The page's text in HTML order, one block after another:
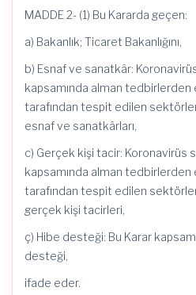
MADDE 2- (1) Bu Kararda geçen:
a) Bakanlık; Ticaret Bakanlığını,
b) Esnaf ve sanatkâr:
kapsamında alman tedbirlerden
tarafından tespit edilen
esnaf ve sanatkârları,
c) Gerçek kişi tacir: Koronavirüs
kapsamında alman tedbirlerden
tarafından tespit edilen
gerçek kişi tacirleri,
ç) Hibe desteği: Bu Karar
desteği,
ifade eder.